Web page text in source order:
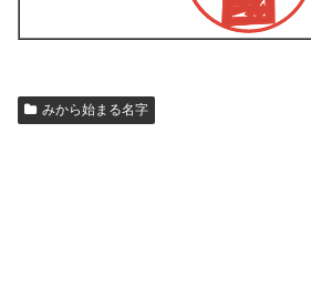
みから始まる名字